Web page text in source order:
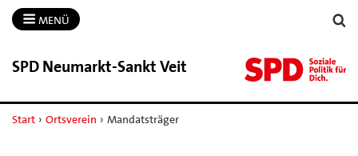
MENÜ
SPD Neumarkt-​Sankt Veit
Start › Ortsverein › Mandatsträger